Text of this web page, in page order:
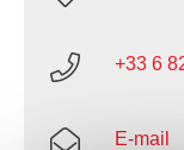
+33 6
E-mail